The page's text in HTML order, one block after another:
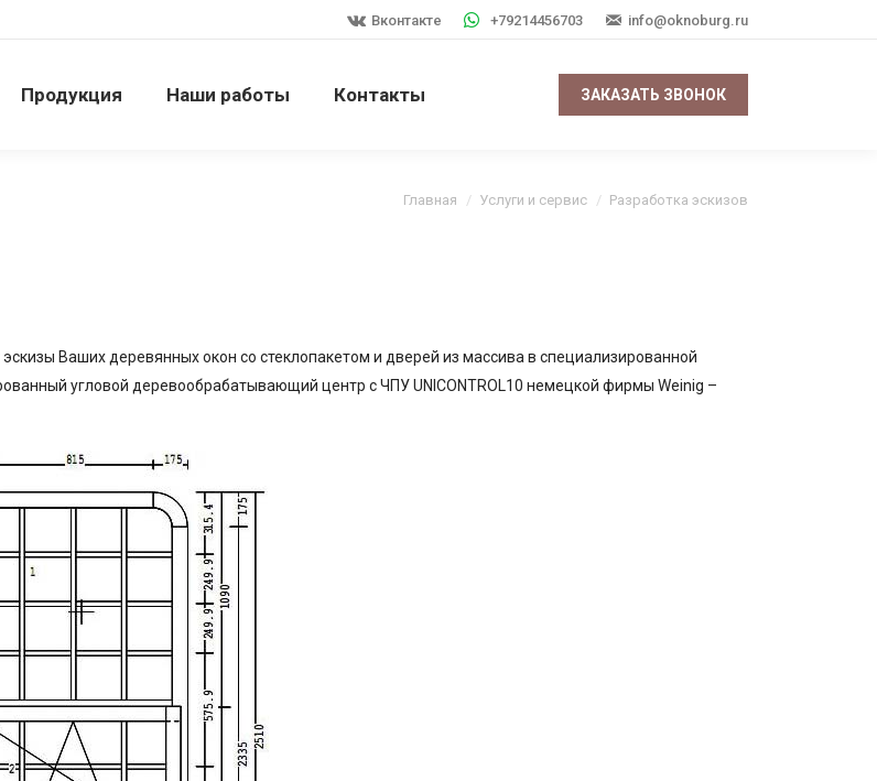
Вконтакте +79214456703 info@oknoburg.ru
Продукция Наши работы Контакты ЗАКАЗАТЬ ЗВОНОК
Вы здесь:
Главная Услуги и сервис Разработка эскизов
Ваших деревянных окон со стеклопакетом и дверей из массива в специализированной
угловой деревообрабатывающий центр с ЧПУ UNICONTROL10 немецкой фирмы Weinig –